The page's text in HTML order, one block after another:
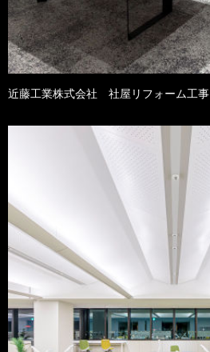
近藤工業株式会社 社屋リフォーム工事